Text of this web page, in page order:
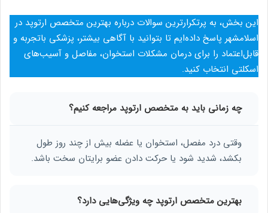
این بخش، به پرتکرارترین سوالات درباره بهترین متخصص ارتوپد در
اسلامشهر پاسخ داده‌ایم تا بتوانید با آگاهی بیشتر، پزشکی باتجربه و
قابل‌اعتماد را برای درمان مشکلات استخوان، مفاصل و آسیب‌های
اسکلتی انتخاب کنید.
چه زمانی باید به متخصص ارتوپد مراجعه کنیم؟
وقتی درد مفصل، استخوان یا عضله بیش از چند روز طول
بکشد، شدید شود یا حرکت دادن عضو برایتان سخت باشد.
بهترین متخصص ارتوپد چه ویژگی‌هایی دارد؟